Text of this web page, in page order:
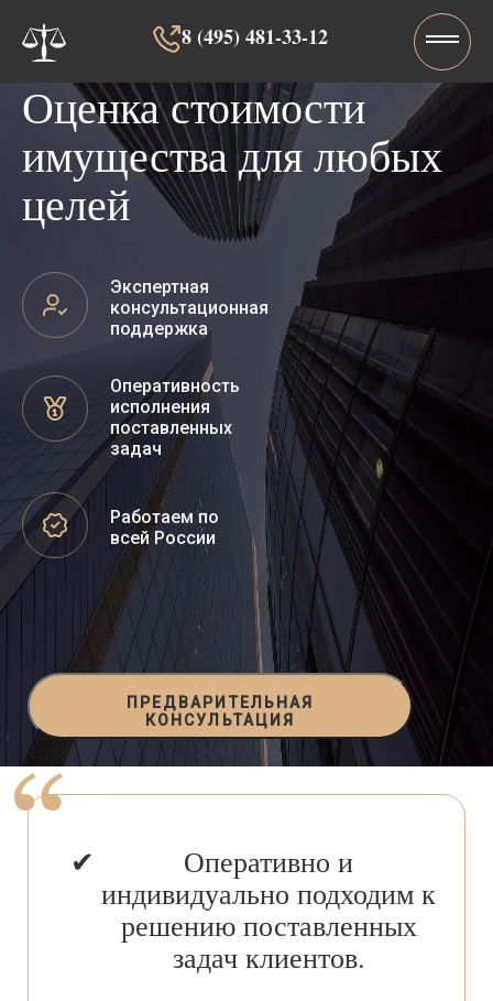
8 (495) 481-33-12‬‬
Оценка стоимости
имущества для любых
целей
Экспертная
консультационная
поддержка
Оперативность
исполнения
поставленных
задач
Работаем по
всей России
ПРЕДВАРИТЕЛЬНАЯ
КОНСУЛЬТАЦИЯ
Оперативно и
индивидуально подходим к
решению поставленных
задач клиентов.